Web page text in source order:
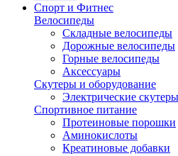
Спорт и Фитнес
Велосипеды
Складные велосипеды
Дорожные велосипеды
Горные велосипеды
Аксессуары
Скутеры и оборудование
Электрические скутеры
Спортивное питание
Протеиновые порошки
Аминокислоты
Креатиновые добавки